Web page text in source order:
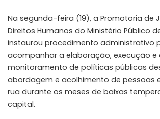
Na segunda-feira (19), a Promotoria de
Direitos Humanos do Ministério Público
instaurou procedimento administrativo
acompanhar a elaboração, execução e
monitoramento de políticas públicas
abordagem e acolhimento de pessoas
rua durante os meses de baixas
capital.